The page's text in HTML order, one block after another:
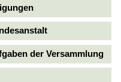
der Versammlung